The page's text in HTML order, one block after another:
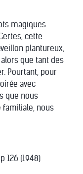
magiques
cette
plantureux,
que tant des
Pourtant, pour
avec
que nous
familiale, nous